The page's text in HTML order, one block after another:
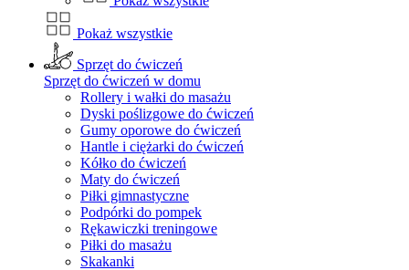
Pokaż wszystkie
Sprzęt do ćwiczeń
Sprzęt do ćwiczeń w domu
Rollery i wałki do masażu
Dyski poślizgowe do ćwiczeń
Gumy oporowe do ćwiczeń
Hantle i ciężarki do ćwiczeń
Kółko do ćwiczeń
Maty do ćwiczeń
Piłki gimnastyczne
Podpórki do pompek
Rękawiczki treningowe
Piłki do masażu
Skakanki